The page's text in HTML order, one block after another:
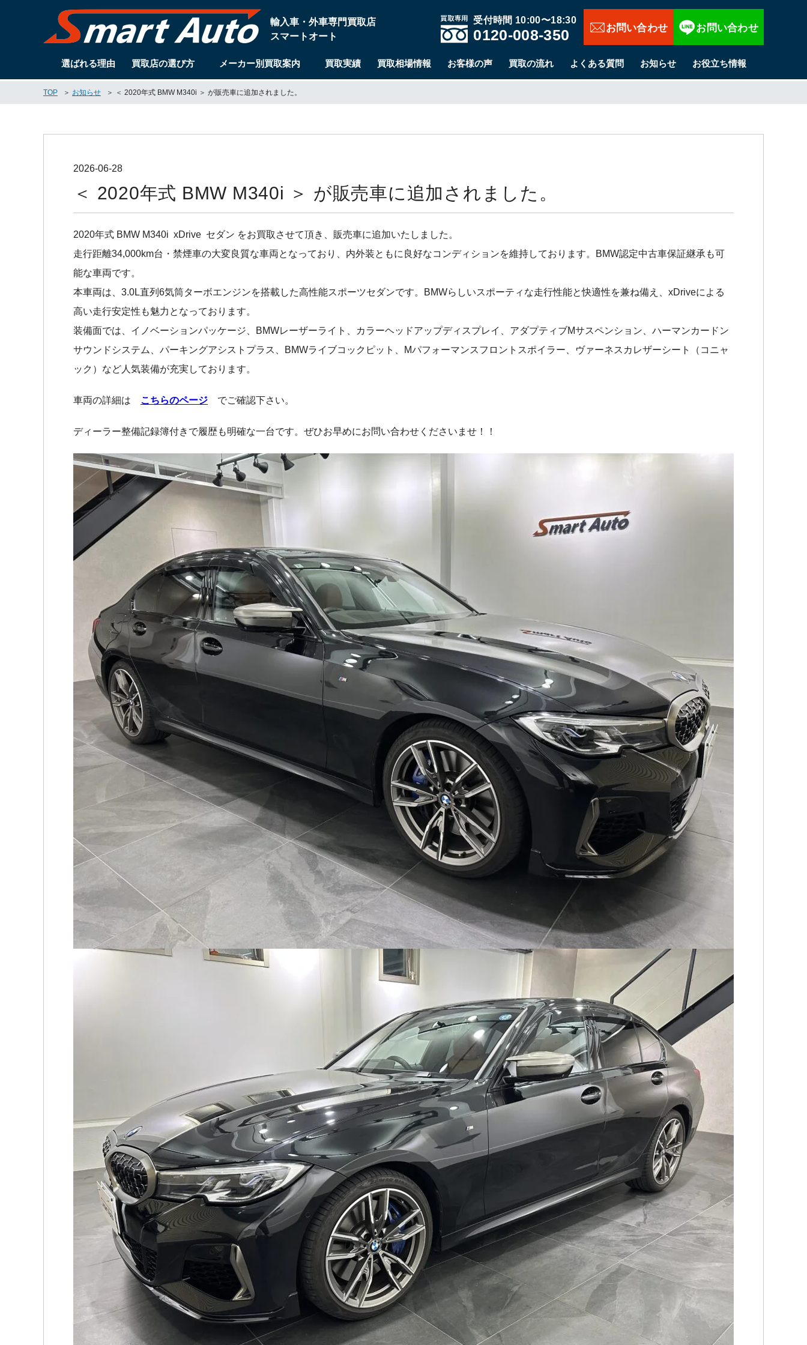
輸入車・外車専門買取店
スマートオート
受付時間 10:00〜18:30
0120-008-350
選ばれる理由 買取店の選び方 メーカー別買取案内 買取実績 買取相場情報 お客様の声 買取の流れ よくある質問 お知らせ お役立ち情報
TOP お知らせ ＜ 2020年式 BMW M340i ＞ が販売車に追加されました。
2026-06-28
＜ 2020年式 BMW M340i ＞ が販売車に追加されました。
2020年式 BMW M340i xDrive セダン をお買取させて頂き、販売車に追加いたしました。
走行距離34,000km台・禁煙車の大変良質な車両となっており、内外装ともに良好なコンディションを維持しております。BMW認定中古車保証継承も可
能な車両です。
本車両は、3.0L直列6気筒ターボエンジンを搭載した高性能スポーツセダンです。BMWらしいスポーティな走行性能と快適性を兼ね備え、xDriveによる
高い走行安定性も魅力となっております。
装備面では、イノベーションパッケージ、BMWレーザーライト、カラーヘッドアップディスプレイ、アダプティブMサスペンション、ハーマンカードン
サウンドシステム、パーキングアシストプラス、BMWライブコックピット、Mパフォーマンスフロントスポイラー、ヴァーネスカレザーシート（コニャ
ック）など人気装備が充実しております。
車両の詳細は こちらのページ でご確認下さい。
ディーラー整備記録簿付きで履歴も明確な一台です。ぜひお早めにお問い合わせくださいませ！！